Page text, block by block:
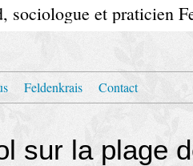
sociologue et praticien
Feldenkrais Contact
sur la plage